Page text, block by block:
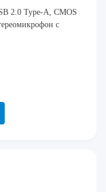
2.0 Type-A, CMOS
с